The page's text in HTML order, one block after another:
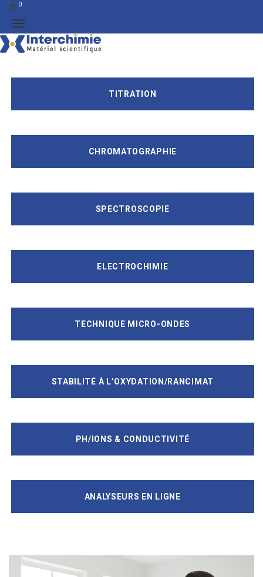
0
TITRATION
CHROMATOGRAPHIE
SPECTROSCOPIE
ELECTROCHIMIE
TECHNIQUE MICRO-ONDES
STABILITÉ À L’OXYDATION/RANCIMAT
PH/IONS & CONDUCTIVITÉ
ANALYSEURS EN LIGNE